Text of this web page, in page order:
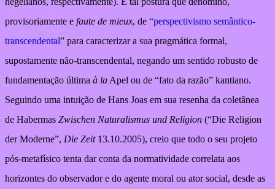
provisoriamente e faute de mieux, de “perspectivismo semântico-
transcendental” para caracterizar a sua pragmática formal,
supostamente não-transcendental, negando um sentido robusto de
fundamentação última à la Apel ou de “fato da razão” kantiano.
Seguindo uma intuição de Hans Joas em sua resenha da coletânea
de Habermas Zwischen Naturalismus und Religion (“Die Religion
der Moderne”, Die Zeit13.10.2005), creio que todo o seu projeto
pós-metafísico tenta dar conta da normatividade correlata aos
horizontes do observador e do agente moral ou ator social, desde as